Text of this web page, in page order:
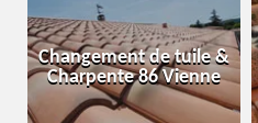
Changement de tuile &
Charpente 86 Vienne